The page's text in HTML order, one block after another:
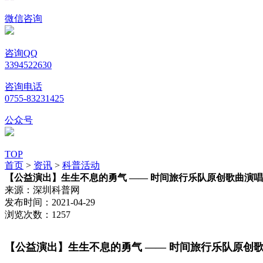
微信咨询
咨询QQ
3394522630
咨询电话
0755-83231425
公众号
TOP
首页 > 资讯 > 科普活动
【公益演出】生生不息的勇气 —— 时间旅行乐队原创歌曲演
来源： 深圳科普网
发布时间： 2021-04-29
浏览次数： 1257
【公益演出】生生不息的勇气 —— 时间旅行乐队原创